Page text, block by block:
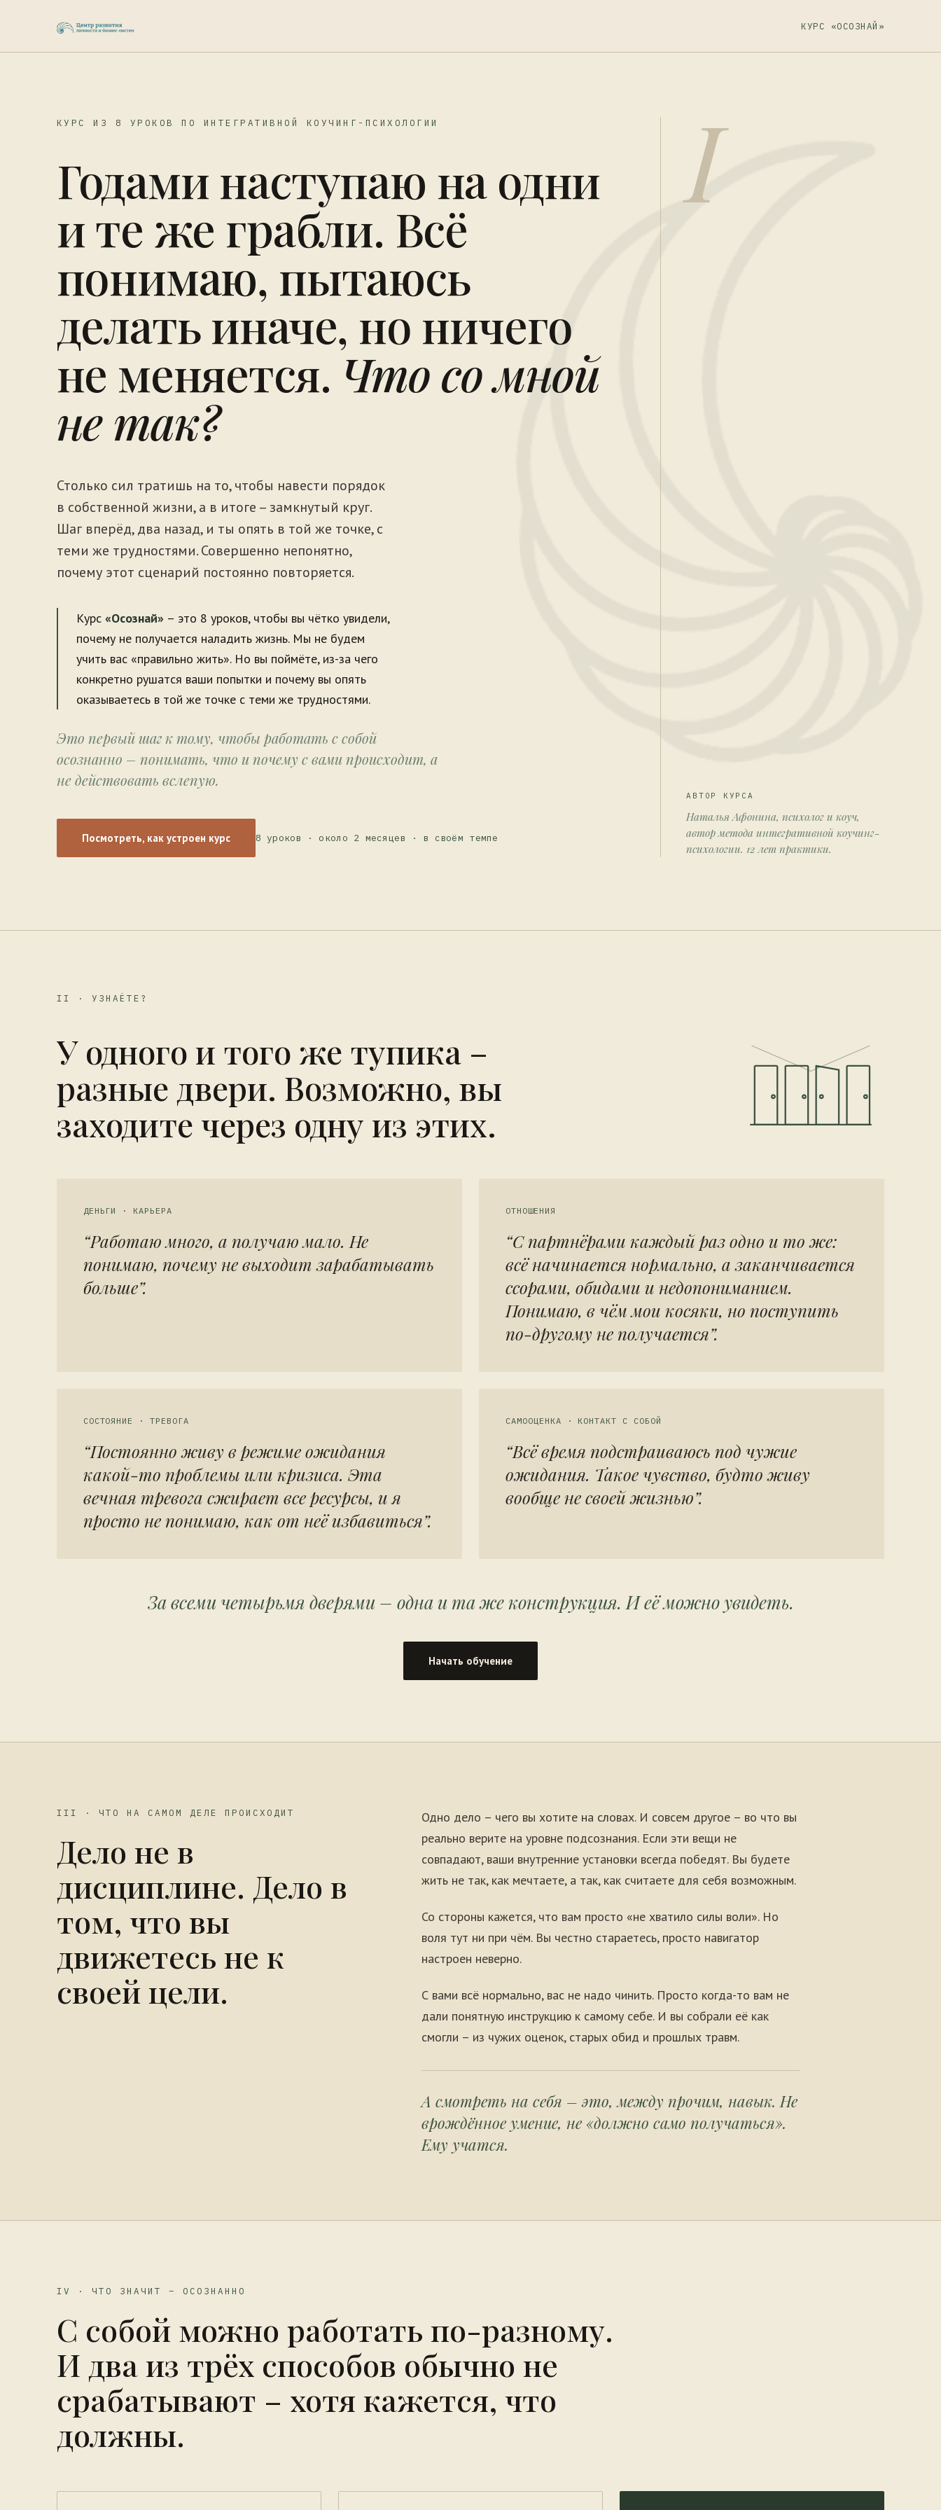
КУРС «ОСОЗНАЙ»
КУРС ИЗ 8 УРОКОВ ПО ИНТЕГРАТИВНОЙ КОУЧИНГ-ПСИХОЛОГИИ
Годами наступаю на одни
и те же грабли. Всё
понимаю, пытаюсь
делать иначе, но ничего
не меняется. Что со мной
не так?
Столько сил тратишь на то, чтобы навести порядок
в собственной жизни, а в итоге – замкнутый круг.
Шаг вперёд, два назад, и ты опять в той же точке, с
теми же трудностями. Совершенно непонятно,
почему этот сценарий постоянно повторяется.
Курс «Осознай» – это 8 уроков, чтобы вы чётко увидели,
почему не получается наладить жизнь. Мы не будем
учить вас «правильно жить». Но вы поймёте, из-за чего
конкретно рушатся ваши попытки и почему вы опять
оказываетесь в той же точке с теми же трудностями.
Это первый шаг к тому, чтобы работать с собой
осознанно – понимать, что и почему с вами происходит, а
не действовать вслепую.
Посмотреть, как устроен курс 8 уроков · около 2 месяцев · в своём темпе
I
АВТОР КУРСА
Наталья Афонина, психолог и коуч,
автор метода интегративной коучинг-
психологии. 12 лет практики.
II · УЗНАЁТЕ?
У одного и того же тупика –
разные двери. Возможно, вы
заходите через одну из этих.
ДЕНЬГИ · КАРЬЕРА
“Работаю много, а получаю мало. Не
понимаю, почему не выходит зарабатывать
больше”.
ОТНОШЕНИЯ
“С партнёрами каждый раз одно и то же:
всё начинается нормально, а заканчивается
ссорами, обидами и недопониманием.
Понимаю, в чём мои косяки, но поступить
по-другому не получается”.
СОСТОЯНИЕ · ТРЕВОГА
“Постоянно живу в режиме ожидания
какой-то проблемы или кризиса. Эта
вечная тревога сжирает все ресурсы, и я
просто не понимаю, как от неё избавиться”.
САМООЦЕНКА · КОНТАКТ С СОБОЙ
“Всё время подстраиваюсь под чужие
ожидания. Такое чувство, будто живу
вообще не своей жизнью”.
За всеми четырьмя дверями – одна и та же конструкция. И её можно увидеть.
Начать обучение
III · ЧТО НА САМОМ ДЕЛЕ ПРОИСХОДИТ
Дело не в
дисциплине. Дело в
том, что вы
движетесь не к
своей цели.
Одно дело – чего вы хотите на словах. И совсем другое – во что вы
реально верите на уровне подсознания. Если эти вещи не
совпадают, ваши внутренние установки всегда победят. Вы будете
жить не так, как мечтаете, а так, как считаете для себя возможным.
Со стороны кажется, что вам просто «не хватило силы воли». Но
воля тут ни при чём. Вы честно стараетесь, просто навигатор
настроен неверно.
С вами всё нормально, вас не надо чинить. Просто когда-то вам не
дали понятную инструкцию к самому себе. И вы собрали её как
смогли – из чужих оценок, старых обид и прошлых травм.
А смотреть на себя – это, между прочим, навык. Не
врождённое умение, не «должно само получаться».
Ему учатся.
IV · ЧТО ЗНАЧИТ – ОСОЗНАННО
С собой можно работать по-разному.
И два из трёх способов обычно не
срабатывают – хотя кажется, что
должны.